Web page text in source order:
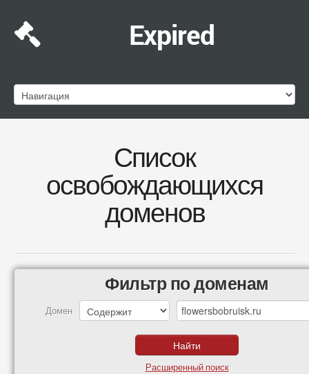
Expired
Список
освобождающихся
доменов
Фильтр по доменам
Домен
Расширенный поиск